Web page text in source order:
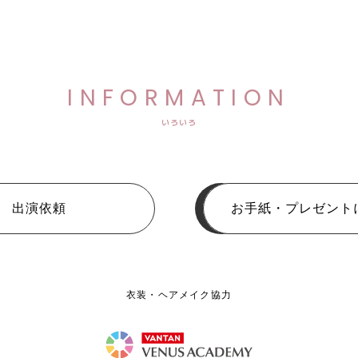
INFORMATION
いろいろ
出演依頼 お手紙・プレゼント
衣装・ヘアメイク協力